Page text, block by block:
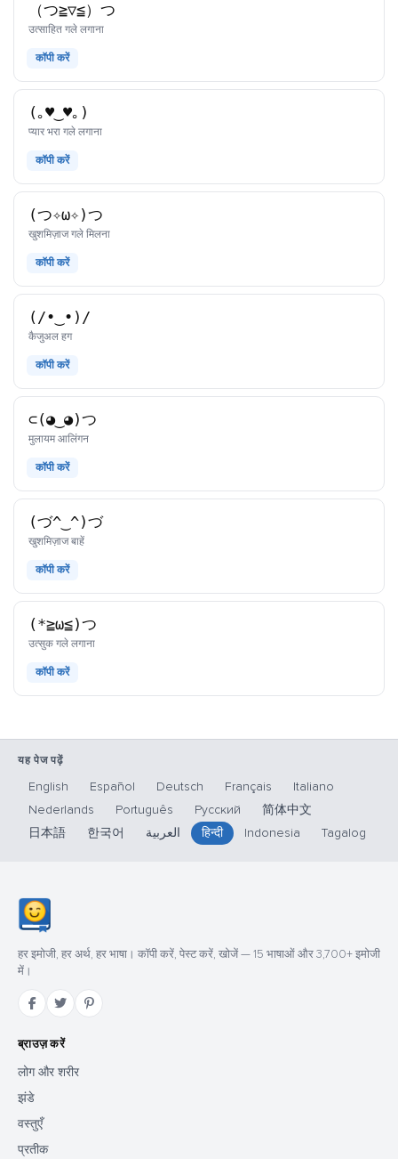
（つ≧▽≦）つ
उत्साहित गले लगानाकाओमोजी
कॉपी करें
(｡♥‿♥｡)
प्यार भरा गले लगानाकाओमोजी
कॉपी करें
(つ✧ω✧)つ
खुशमिज़ाज गले मिलनाकाओमोजी
कॉपी करें
(/•‿•)/
कैजुअल हगकाओमोजी
कॉपी करें
⊂(◕‿◕)つ
मुलायम आलिंगनकाओमोजी
कॉपी करें
(づ^‿^)づ
खुशमिज़ाज बाहेंकाओमोजी
कॉपी करें
(*≧ω≦)つ
उत्सुक गले लगानाकाओमोजी
कॉपी करें
यह पेज पढ़ें
English Español Deutsch Français
Italiano
Nederlands
Português Русский
简体中文
日本語
한국어 العربية हिन्दी Indonesia Tagalog
हर इमोजी, हर अर्थ, हर भाषा। कॉपी करें, पेस्ट करें, खोजें — 15 भाषाओं और 3,700+ इमोजी
में।
ब्राउज़ करें
लोग और शरीर
झंडे
वस्तुएँ
प्रतीक